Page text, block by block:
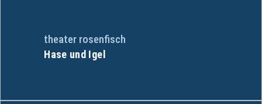
theater rosenfisch
Hase und Igel